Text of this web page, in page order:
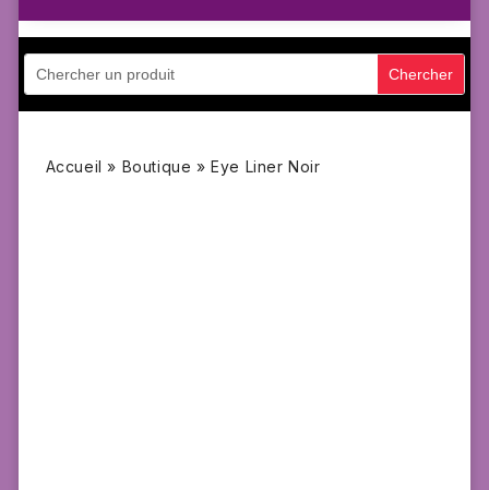
Accueil » Boutique »Eye Liner Noir